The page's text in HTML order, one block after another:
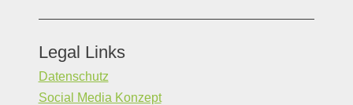
Legal Links
Datenschutz
Social Media Konzept